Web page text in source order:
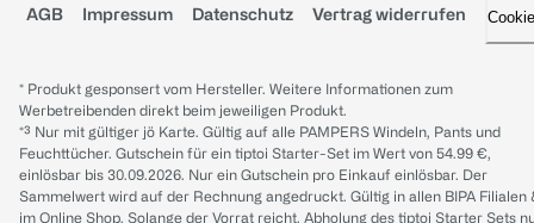
AGB Impressum Datenschutz Vertrag widerrufen
* Produkt gesponsert vom Hersteller. Weitere Informationen zum
Werbetreibenden direkt beim jeweiligen Produkt.
*³ Nur mit gültiger jö Karte. Gültig auf alle PAMPERS Windeln, Pants und
Feuchttücher. Gutschein für ein tiptoi Starter-Set im Wert von 54.99 €,
einlösbar bis 30.09.2026. Nur ein Gutschein pro Einkauf einlösbar. Der
Sammelwert wird auf der Rechnung angedruckt. Gültig in allen BIPA Filialen
im Online Shop. Solange der Vorrat reicht. Abholung des tiptoi Starter Sets